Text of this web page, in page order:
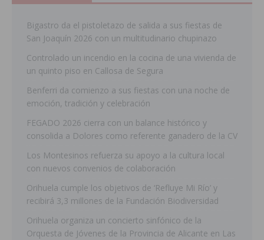
Bigastro da el pistoletazo de salida a sus fiestas de
San Joaquín 2026 con un multitudinario chupinazo
Controlado un incendio en la cocina de una vivienda de
un quinto piso en Callosa de Segura
Benferri da comienzo a sus fiestas con una noche de
emoción, tradición y celebración
FEGADO 2026 cierra con un balance histórico y
consolida a Dolores como referente ganadero de la CV
Los Montesinos refuerza su apoyo a la cultura local
con nuevos convenios de colaboración
Orihuela cumple los objetivos de ‘Refluye Mi Río’ y
recibirá 3,3 millones de la Fundación Biodiversidad
Orihuela organiza un concierto sinfónico de la
Orquesta de Jóvenes de la Provincia de Alicante en Las